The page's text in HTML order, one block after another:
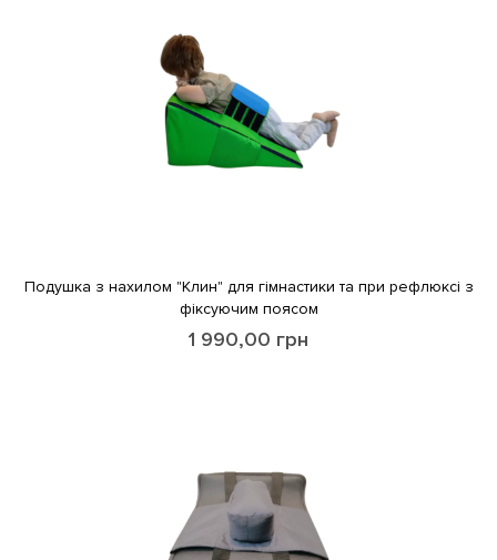
Подушка з нахилом "Клин" для гімнастики та при рефлюксі з
фіксуючим поясом
1 990,00 грн